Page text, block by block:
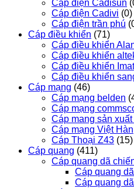
Cáp điện Cadisun
Cáp điện Cadivi (0)
Cáp điện trần phú
Cáp điều khiển (71)
Cáp điều khiển
Cáp điều khiển
Cáp điều khiển
Cáp điều khiển
Cáp mạng (46)
Cáp mạng belden
Cáp mạng
Cáp mang sản xuất
Cáp mạng Việt Hàn
Cáp Thoại Z43 (15)
Cáp quang (411)
Cáp quang dã
Cáp quang
Cáp quang